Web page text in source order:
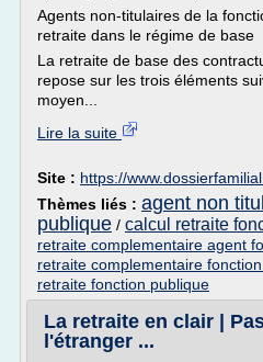
Agents non-titulaires de la
retraite dans le régime de base
La retraite de base des
repose sur les trois éléments
moyen...
Lire la suite
Site : https://
Thèmes liés : agent non
publique / calcul retraite
retraite complementaire agent
retraite complementaire
retraite fonction publique
La retraite en clair |
l'étranger ...